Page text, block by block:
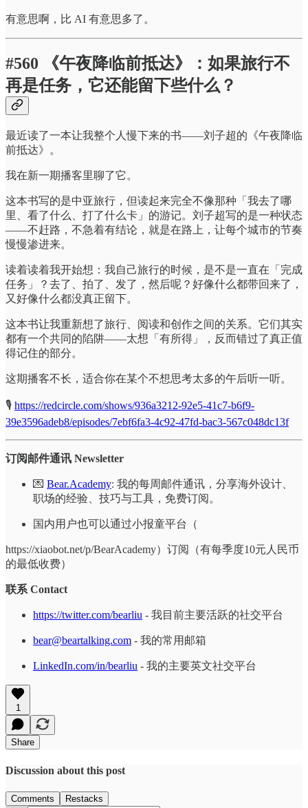
有意思啊，比 AI 有意思多了。
#560 《午夜降临前抵达》：如果旅行不
再是任务，它还能留下些什么？
最近读了一本让我整个人慢下来的书——刘子超的《午夜降临
前抵达》。
我在新一期播客里聊了它。
这本书写的是中亚旅行，但读起来完全不像那种「我去了哪
里、看了什么、打了什么卡」的游记。刘子超写的是一种状态
——不赶路，不急着有结论，就是在路上，让每个城市的节奏
慢慢渗进来。
读着读着我开始想：我自己旅行的时候，是不是一直在「完成
任务」？去了、拍了、发了，然后呢？好像什么都带回来了，
又好像什么都没真正留下。
这本书让我重新想了旅行、阅读和创作之间的关系。它们其实
都有一个共同的陷阱——太想「有所得」，反而错过了真正值
得记住的部分。
这期播客不长，适合你在某个不想思考太多的午后听一听。
🎙️ https://redcircle.com/shows/936a3212-92e5-41c7-b6f9-
39e3596adeb8/episodes/7ebf6fa3-4c92-47fd-bac3-567c048dc13f
订阅邮件通讯 Newsletter
💌 Bear.Academy: 我的每周邮件通讯，分享海外设计、
职场的经验、技巧与工具，免费订阅。
国内用户也可以通过小报童平台（
https://xiaobot.net/p/BearAcademy）订阅（有每季度10元人民币
的最低收费）
联系 Contact
https://twitter.com/bearliu - 我目前主要活跃的社交平台
bear@beartalking.com - 我的常用邮箱
LinkedIn.com/in/bearliu - 我的主要英文社交平台
1
Share
Discussion about this post
Comments Restacks